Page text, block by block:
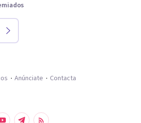
Anúnciate Contacta